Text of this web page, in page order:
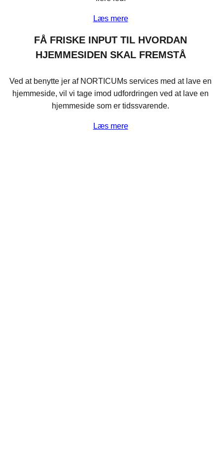
Læs mere
FÅ FRISKE INPUT TIL HVORDAN
HJEMMESIDEN SKAL FREMSTÅ
Ved at benytte jer af NORTICUMs services med at lave en
hjemmeside, vil vi tage imod udfordringen ved at lave en
hjemmeside som er tidssvarende.
Læs mere